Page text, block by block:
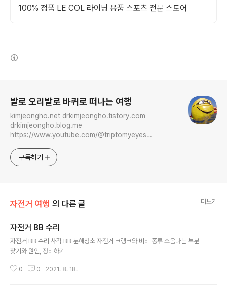
100% 정품 LE COL 라이딩 용품 스포츠 전문 스토어
발로 오리발로 바퀴로 떠나는 여행
kimjeongho.net drkimjeongho.tistory.com
drkimjeongho.blog.me
https://www.youtube.com/@triptomyeyes
maplay.net
구독하기
자전거 여행 의 다른 글 더보기
자전거 BB 수리
자전거 BB 수리 사각 BB 분해청소 자전거 크랭크와 비비 종류 소음나는 부분
찾기와 원인, 정비하기
0 0 2021. 8. 18.